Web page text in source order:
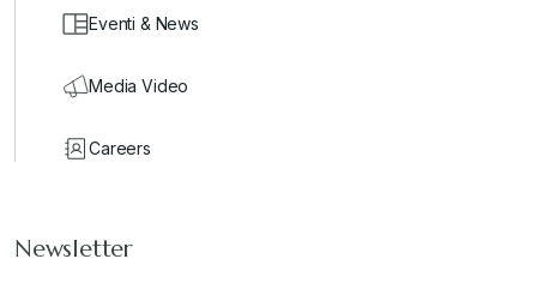
Eventi & News
Media Video
Careers
Newsletter